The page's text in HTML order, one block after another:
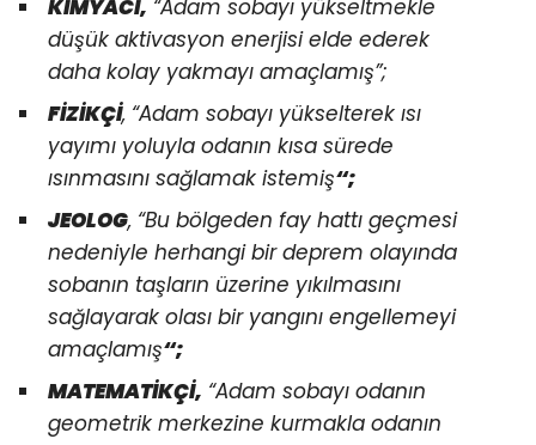
KİMYACI, “Adam sobayı yükseltmekle
düşük aktivasyon enerjisi elde ederek
daha kolay yakmayı amaçlamış”;
FİZİKÇİ, “Adam sobayı yükselterek ısı
yayımı yoluyla odanın kısa sürede
ısınmasını sağlamak istemiş“;
JEOLOG, “Bu bölgeden fay hattı geçmesi
nedeniyle herhangi bir deprem olayında
sobanın taşların üzerine yıkılmasını
sağlayarak olası bir yangını engellemeyi
amaçlamış“;
MATEMATİKÇİ, “Adam sobayı odanın
geometrik merkezine kurmakla odanın